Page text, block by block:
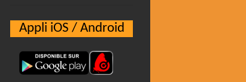
Appli iOS / Android